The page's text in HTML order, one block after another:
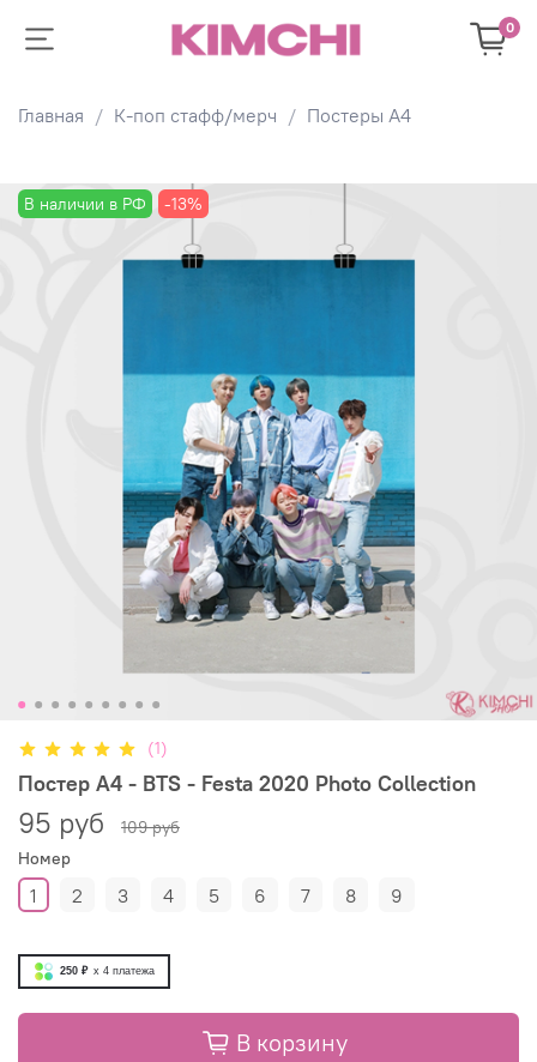
0
Главная К-поп стафф/мерч Постеры А4
В наличии в РФ -13%
(1)
Постер А4 - BTS - Festa 2020 Photo Collection
95 руб
109 руб
Номер
1 2 3 4 5 6 7 8 9
250 ₽ x 4 платежа
В корзину